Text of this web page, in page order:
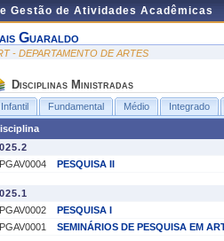
Gestão de Atividades Acadêmicas
Guaraldo
- DEPARTAMENTO DE ARTES
Disciplinas Ministradas
Infantil Fundamental Médio Integrado
PESQUISA II
PESQUISA I
SEMINÁRIOS DE PESQUISA EM